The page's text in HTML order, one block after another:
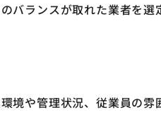
バランスが取れた業者を選
境や管理状況、従業員の雰